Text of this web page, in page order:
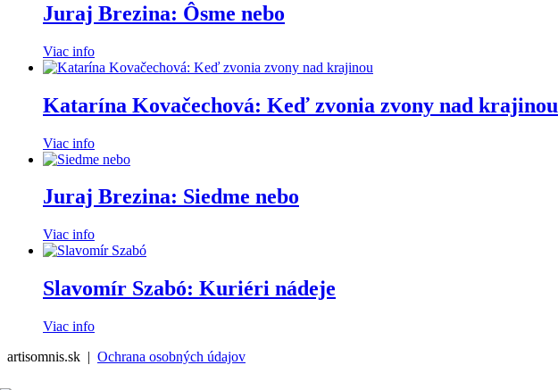
Juraj Brezina: Ôsme nebo
Viac info
Katarína Kovačechová: Keď zvonia zvony nad krajinou
Viac info
Juraj Brezina: Siedme nebo
Viac info
Slavomír Szabó: Kuriéri nádeje
Viac info
artisomnis.sk | Ochrana osobných údajov